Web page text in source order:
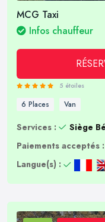
MCG Taxi
Infos chauffeur
5 étoiles
6 Places Van
Services : Siège
Paiements acceptés :
Langue(s) :